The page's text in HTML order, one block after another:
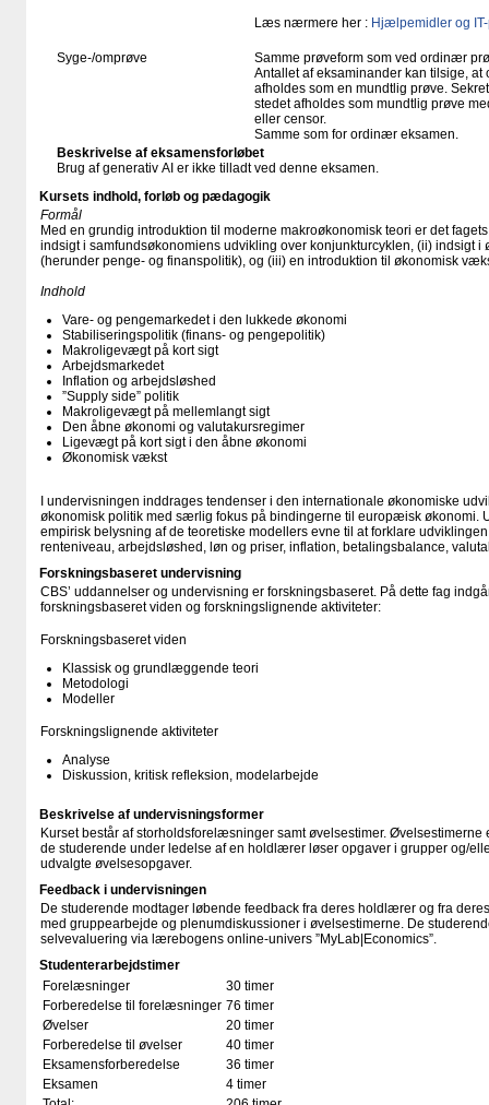
Læs nærmere her : Hjælpemidler og
Syge-/omprøve
Samme prøveform som ved ordinær
Antallet af eksaminander kan tilsige,
afholdes som en mundtlig prøve.
stedet afholdes som mundtlig prøve
eller censor.
Samme som for ordinær eksamen.
Beskrivelse af eksamensforløbet
Brug af generativ AI er ikke tilladt ved denne eksamen.
Kursets indhold, forløb og pædagogik
Formål
Med en grundig introduktion til moderne makroøkonomisk teori er det
indsigt i samfundsøkonomiens udvikling over konjunkturcyklen, (ii) indsigt i
(herunder penge- og finanspolitik), og (iii) en introduktion til økonomisk
Indhold
Vare- og pengemarkedet i den lukkede økonomi
Stabiliseringspolitik (finans- og pengepolitik)
Makroligevægt på kort sigt
Arbejdsmarkedet
Inflation og arbejdsløshed
”Supply side” politik
Makroligevægt på mellemlangt sigt
Den åbne økonomi og valutakursregimer
Ligevægt på kort sigt i den åbne økonomi
Økonomisk vækst
I undervisningen inddrages tendenser i den internationale økonomiske
økonomisk politik med særlig fokus på bindingerne til europæisk økonomi.
empirisk belysning af de teoretiske modellers evne til at forklare
renteniveau, arbejdsløshed, løn og priser, inflation, betalingsbalance,
Forskningsbaseret undervisning
CBS’ uddannelser og undervisning er forskningsbaseret. På dette fag
forskningsbaseret viden og forskningslignende aktiviteter:
Forskningsbaseret viden
Klassisk og grundlæggende teori
Metodologi
Modeller
Forskningslignende aktiviteter
Analyse
Diskussion, kritisk refleksion, modelarbejde
Beskrivelse af undervisningsformer
Kurset består af storholdsforelæsninger samt øvelsestimer.
de studerende under ledelse af en holdlærer løser opgaver i grupper og/
udvalgte øvelsesopgaver.
Feedback i undervisningen
De studerende modtager løbende feedback fra deres holdlærer og fra
med gruppearbejde og plenumdiskussioner i øvelsestimerne. De
selvevaluering via lærebogens online-univers ”MyLab|Economics”.
Studenterarbejdstimer
Forelæsninger
30 timer
Forberedelse til forelæsninger 76 timer
Øvelser
20 timer
Forberedelse til øvelser
40 timer
Eksamensforberedelse
36 timer
Eksamen
4 timer